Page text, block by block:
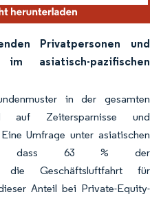
Privatpersonen und
im asiatisch-pazifischen
in der gesamten
auf Zeitersparnisse und
Umfrage unter asiatischen
dass 63 % der
die Geschäftsluftfahrt für
Anteil bei Private-Equity-